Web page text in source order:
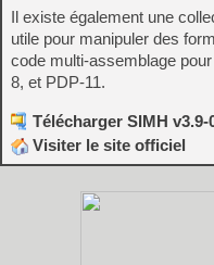
Il existe également une
utile pour manipuler des
code multi-assemblage
8, et PDP-11.
Télécharger SIMH v3.9-
Visiter le site officiel